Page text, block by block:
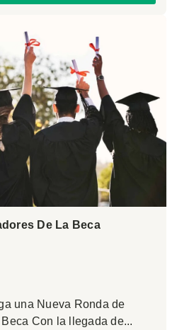
De La Beca
una Nueva Ronda de
Con la llegada de...